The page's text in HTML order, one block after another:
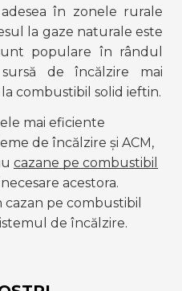
în zonele rurale
la gaze naturale este
populare în rândul
de încălzire mai
combustibil solid ieftin.
mai eficiente
de încălzire și ACM,
cazane pe combustibil
acestora.
pe combustibil
de încălzire.